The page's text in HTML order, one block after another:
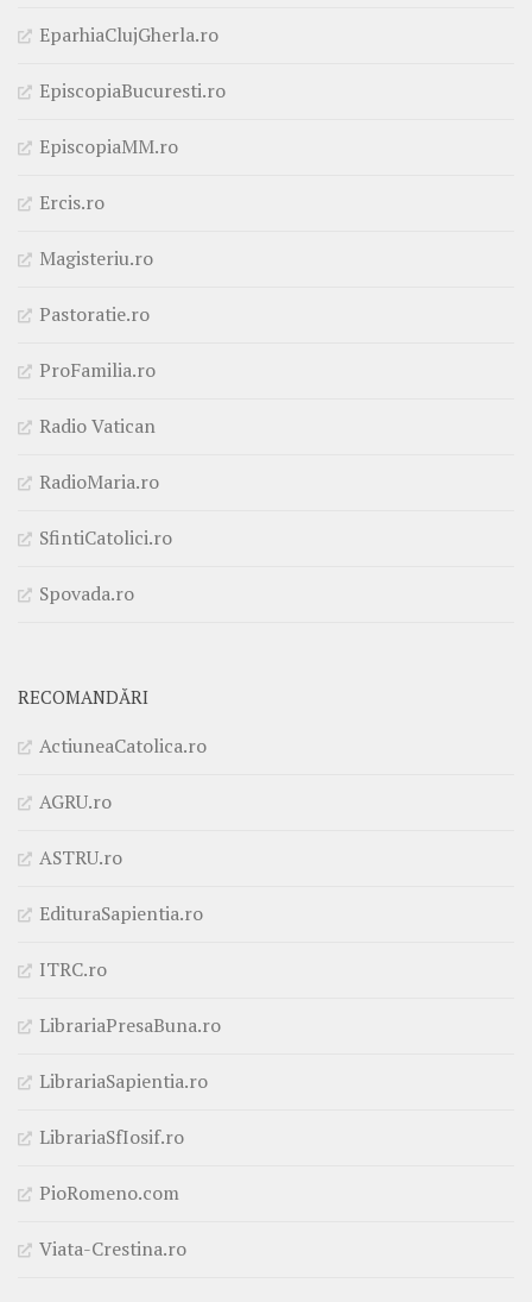
EparhiaClujGherla.ro
EpiscopiaBucuresti.ro
EpiscopiaMM.ro
Ercis.ro
Magisteriu.ro
Pastoratie.ro
ProFamilia.ro
Radio Vatican
RadioMaria.ro
SfintiCatolici.ro
Spovada.ro
RECOMANDĂRI
ActiuneaCatolica.ro
AGRU.ro
ASTRU.ro
EdituraSapientia.ro
ITRC.ro
LibrariaPresaBuna.ro
LibrariaSapientia.ro
LibrariaSfIosif.ro
PioRomeno.com
Viata-Crestina.ro